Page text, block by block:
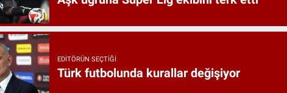
EDITÖRÜN SEÇTIĞI
Türk futbolunda kurallar değişiyor